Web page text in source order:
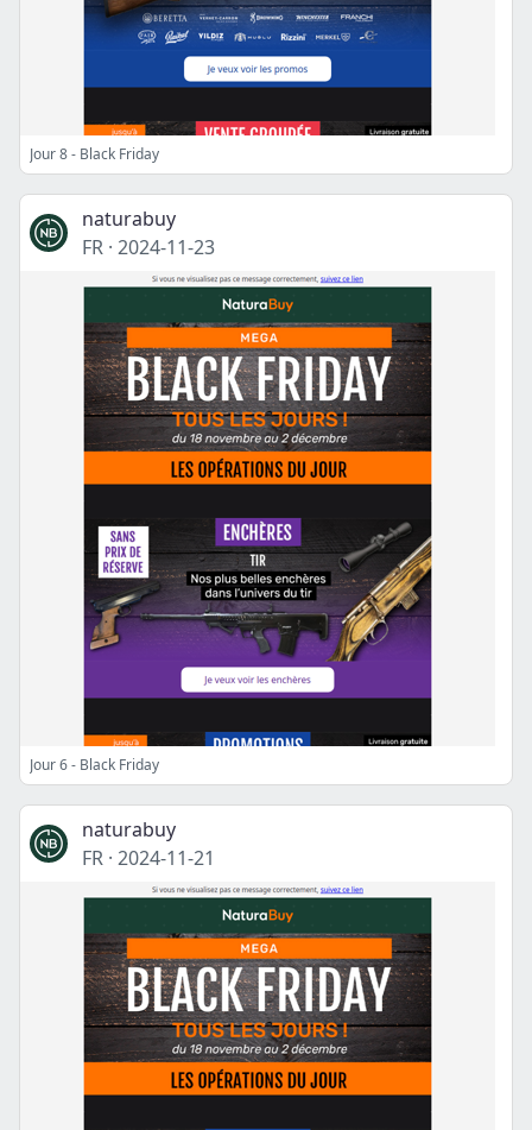
Jour 8 - Black Friday
naturabuy
FR · 2024-11-23
Jour 6 - Black Friday
naturabuy
FR · 2024-11-21